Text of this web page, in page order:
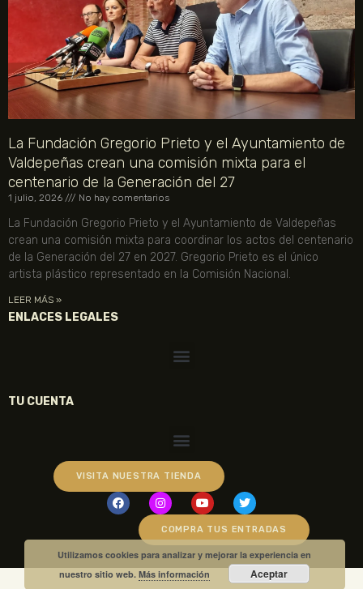
La Fundación Gregorio Prieto y el Ayuntamiento de
Valdepeñas crean una comisión mixta para el
centenario de la Generación del 27
1 julio, 2026 No hay comentarios
La Fundación Gregorio Prieto y el Ayuntamiento de Valdepeñas
crean una comisión mixta para coordinar los actos del centenario
de la Generación del 27 en 2027. Gregorio Prieto es el único
artista plástico representado en la Comisión Nacional.
LEER MÁS »
ENLACES LEGALES
TU CUENTA
VISITA NUESTRA TIENDA
COMPRA TUS ENTRADAS
Utilizamos cookies para analizar y mejorar la experiencia en
nuestro sitio web.Más información Aceptar